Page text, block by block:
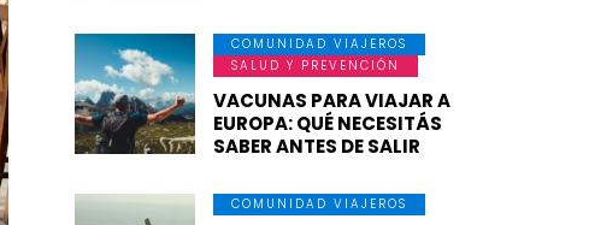
COMUNIDAD VIAJEROS
SALUD Y PREVENCIÓN
VACUNAS PARA VIAJAR A
EUROPA: QUÉ NECESITÁS
SABER ANTES DE SALIR
COMUNIDAD VIAJEROS